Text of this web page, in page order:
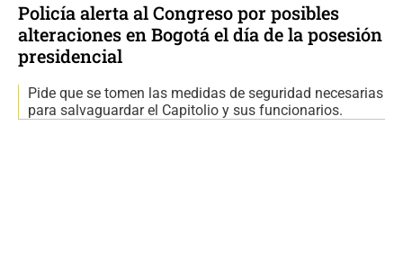
Policía alerta al Congreso por posibles
alteraciones en Bogotá el día de la posesión
presidencial
Pide que se tomen las medidas de seguridad necesarias
para salvaguardar el Capitolio y sus funcionarios.